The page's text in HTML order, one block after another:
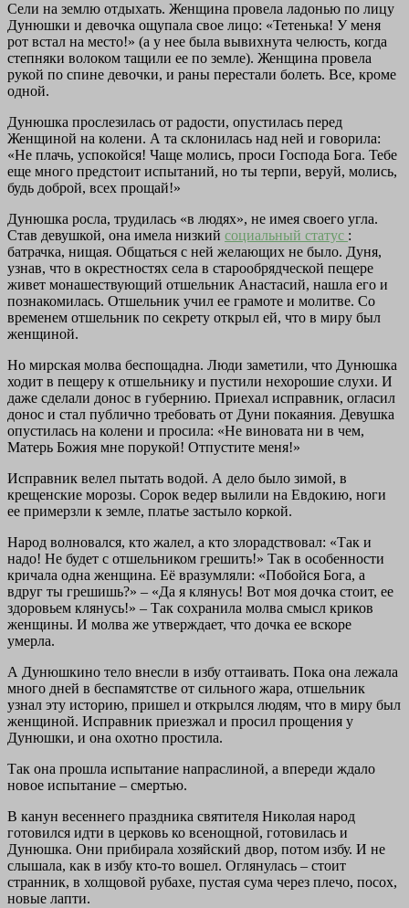
Сели на землю отдыхать. Женщина провела ладонью по лицу
Дунюшки и девочка ощупала свое лицо: «Тетенька! У меня
рот встал на место!» (а у нее была вывихнута челюсть, когда
степняки волоком тащили ее по земле). Женщина провела
рукой по спине девочки, и раны перестали болеть. Все, кроме
одной.
Дунюшка прослезилась от радости, опустилась перед
Женщиной на колени. А та склонилась над ней и говорила:
«Не плачь, успокойся! Чаще молись, проси Господа Бога. Тебе
еще много предстоит испытаний, но ты терпи, веруй, молись,
будь доброй, всех прощай!»
Дунюшка росла, трудилась «в людях», не имея своего угла.
Став девушкой, она имела низкий социальный статус :
батрачка, нищая. Общаться с ней желающих не было. Дуня,
узнав, что в окрестностях села в старообрядческой пещере
живет монашествующий отшельник Анастасий, нашла его и
познакомилась. Отшельник учил ее грамоте и молитве. Со
временем отшельник по секрету открыл ей, что в миру был
женщиной.
Но мирская молва беспощадна. Люди заметили, что Дунюшка
ходит в пещеру к отшельнику и пустили нехорошие слухи. И
даже сделали донос в губернию. Приехал исправник, огласил
донос и стал публично требовать от Дуни покаяния. Девушка
опустилась на колени и просила: «Не виновата ни в чем,
Матерь Божия мне порукой! Отпустите меня!»
Исправник велел пытать водой. А дело было зимой, в
крещенские морозы. Сорок ведер вылили на Евдокию, ноги
ее примерзли к земле, платье застыло коркой.
Народ волновался, кто жалел, а кто злорадствовал: «Так и
надо! Не будет с отшельником грешить!» Так в особенности
кричала одна женщина. Её вразумляли: «Побойся Бога, а
вдруг ты грешишь?» – «Да я клянусь! Вот моя дочка стоит, ее
здоровьем клянусь!» – Так сохранила молва смысл криков
женщины. И молва же утверждает, что дочка ее вскоре
умерла.
А Дунюшкино тело внесли в избу оттаивать. Пока она лежала
много дней в беспамятстве от сильного жара, отшельник
узнал эту историю, пришел и открылся людям, что в миру был
женщиной. Исправник приезжал и просил прощения у
Дунюшки, и она охотно простила.
Так она прошла испытание напраслиной, а впереди ждало
новое испытание – смертью.
В канун весеннего праздника святителя Николая народ
готовился идти в церковь ко всенощной, готовилась и
Дунюшка. Они прибирала хозяйский двор, потом избу. И не
слышала, как в избу кто-то вошел. Оглянулась – стоит
странник, в холщовой рубахе, пустая сума через плечо, посох,
новые лапти.